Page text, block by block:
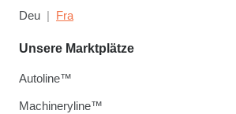
Deu Fra
Unsere Marktplätze
Autoline™
Machineryline™